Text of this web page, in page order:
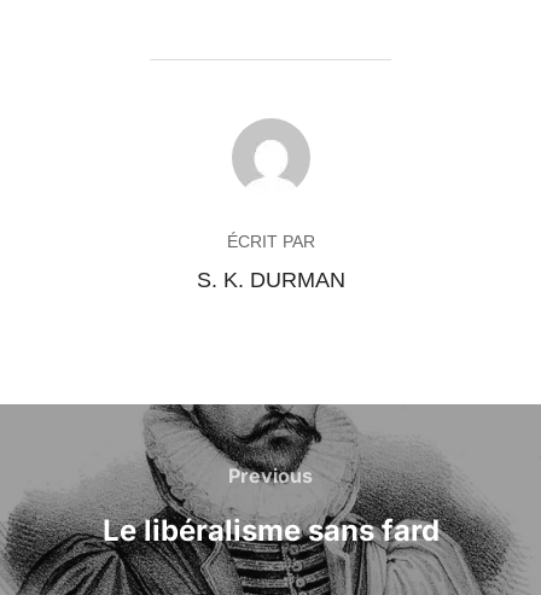
AUTEUR DE LA PUBLICATION
ÉCRIT PAR
S. K. DURMAN
Navigation
de
l’article
Previous
Previous
Le libéralisme sans fard